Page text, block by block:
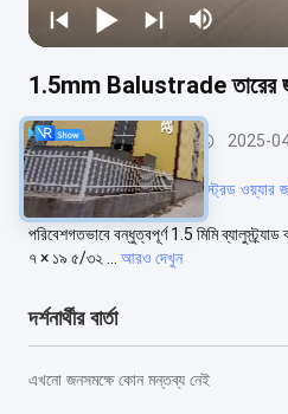
1.5mm Balustrade তারের
ব্যালুস্ট্র্যাড ক্যাবল জাল 2025-
#এক্স টেন্ড ক্যাবল মেশ # ব্যালুস্ট্রেড ওয়্যার
পরিবেশগতভাবে বন্ধুত্বপূর্ণ 1.5 মিমি
৭ × ১৯ ৫/৩২ ...
আরও দেখুন
দর্শনার্থীর বার্তা
এখনো জনসমক্ষে কোন মন্তব্য নেই